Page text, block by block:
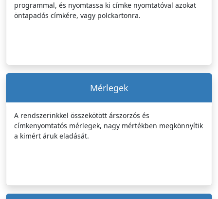
programmal, és nyomtassa ki címke nyomtatóval azokat
öntapadós címkére, vagy polckartonra.
Mérlegek
A rendszerinkkel összekötött árszorzós és
címkenyomtatós mérlegek, nagy mértékben megkönnyítik
a kimért áruk eladását.